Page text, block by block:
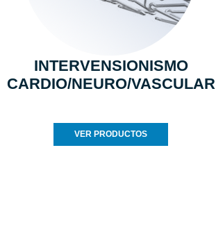
INTERVENSIONISMO
CARDIO/NEURO/VASCULAR
VER PRODUCTOS